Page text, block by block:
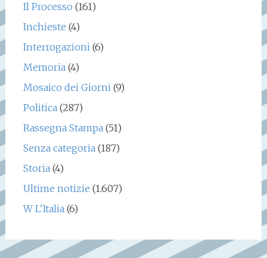
Il Processo (161)
Inchieste (4)
Interrogazioni(6)
Memoria(4)
Mosaico dei Giorni(9)
Politica(287)
Rassegna Stampa(51)
Senza categoria(187)
Storia(4)
Ultime notizie (1.607)
W L'Italia(6)